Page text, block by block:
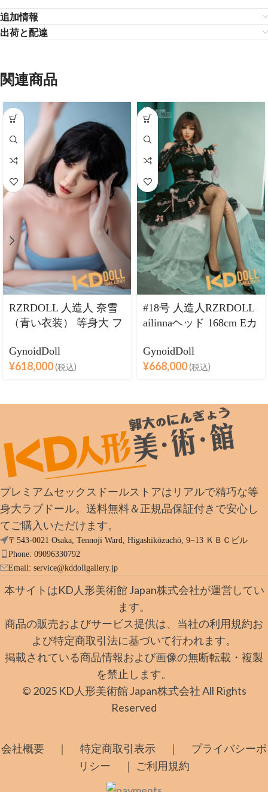
追加情報
出荷と配達
関連商品
RZRDOLL 人造人 奈雪
（青い衣装） 等身大 フ
ル
GynoidDoll
¥618,000(税込)
#18号 人造人RZRDOLL
ailinnaヘッド 168cm Eカ
ン製ラブドール
GynoidDoll
¥668,000(税込)
プレミアムセックスドールストアはリアルで精巧な等
身大ラブドール。送料無料＆正規品保証付きで安心し
てご購入いただけます。
〒543-0021 Osaka, Tennoji Ward, Higashikōzuchō, 9−13 ＫＢＣビル
Phone: 09096330792
Email: service@kddollgallery.jp
本サイトはKD人形美術館 Japan株式会社が運営してい
ます。
商品の販売およびサービス提供は、当社の利用規約お
よび特定商取引法に基づいて行われます。
掲載されている商品情報および画像の無断転載・複製
を禁止します。
© 2025 KD人形美術館 Japan株式会社 All Rights
Reserved
会社概要 ｜ 特定商取引表示 ｜ プライバシーポ
リシー ｜ ご利用規約